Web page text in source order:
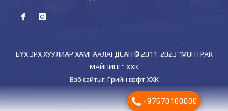
БҮХ ЭРХ ХУУЛИАР ХАМГААЛАГДСАН © 2011-2023 "МОНТРАК
МАЙНИНГ" ХХК
Вэб сайтыг: Грийн софт ХХК
Дуудлагын төв +97670180000